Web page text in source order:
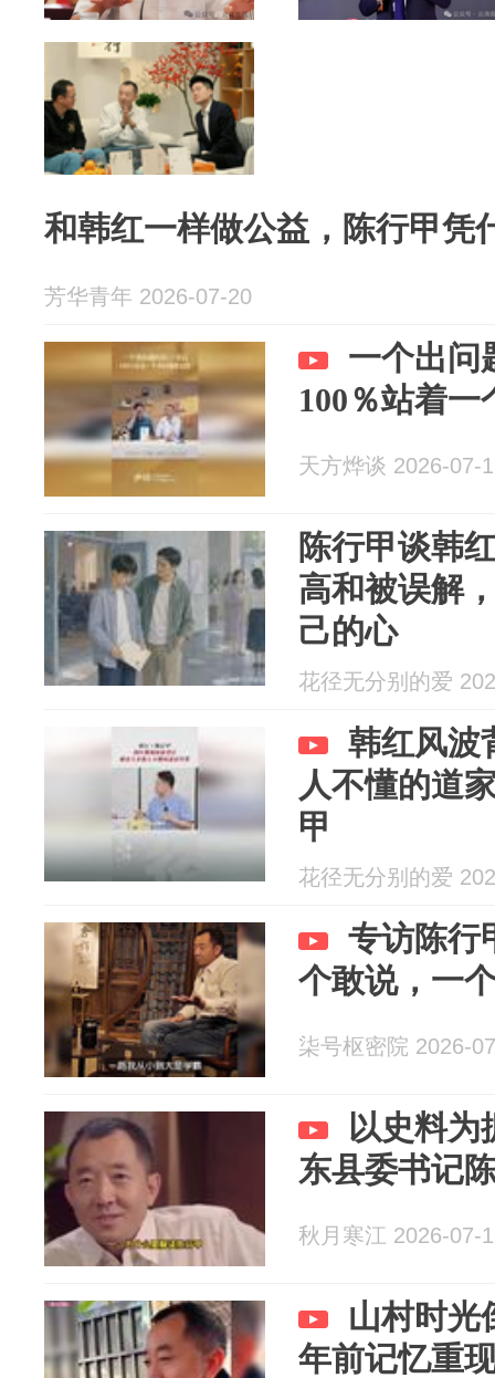
和韩红一样做公益，陈行甲凭
芳华青年 2026-07-20
一个出问
100％站着
天方烨谈 2026-07-
陈行甲谈韩
高和被误解
己的心
花径无分别的爱
韩红风波
人不懂的道
甲
花径无分别的爱
专访陈行
个敢说，一
柒号枢密院 2026-
以史料为
东县委书记
秋月寒江 2026-07-
山村时光
年前记忆重